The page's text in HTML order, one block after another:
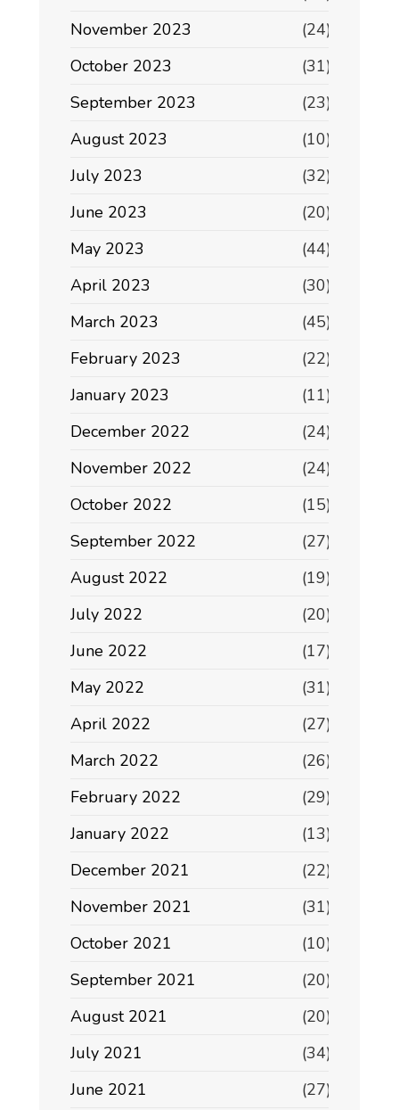
November 2023
(24)
October 2023
(31)
September 2023
(23)
August 2023
(10)
July 2023
(32)
June 2023
(20)
May 2023
(44)
April 2023
(30)
March 2023
(45)
February 2023
(22)
January 2023
(11)
December 2022
(24)
November 2022
(24)
October 2022
(15)
September 2022
(27)
August 2022
(19)
July 2022
(20)
June 2022
(17)
May 2022
(31)
April 2022
(27)
March 2022
(26)
February 2022
(29)
January 2022
(13)
December 2021
(22)
November 2021
(31)
October 2021
(10)
September 2021
(20)
August 2021
(20)
July 2021
(34)
June 2021
(27)